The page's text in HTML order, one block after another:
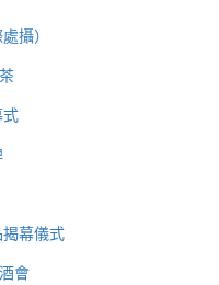
攝）
幕儀式
會